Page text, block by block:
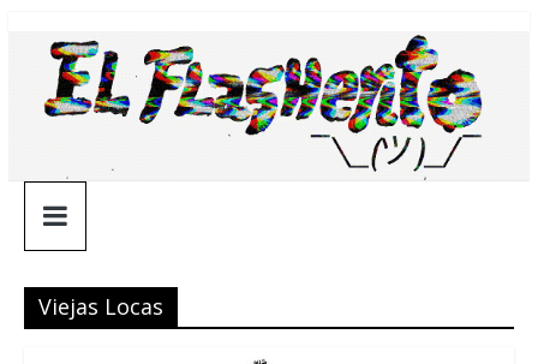
contenido
¯\_(ツ)_/
¯
Viejas Locas